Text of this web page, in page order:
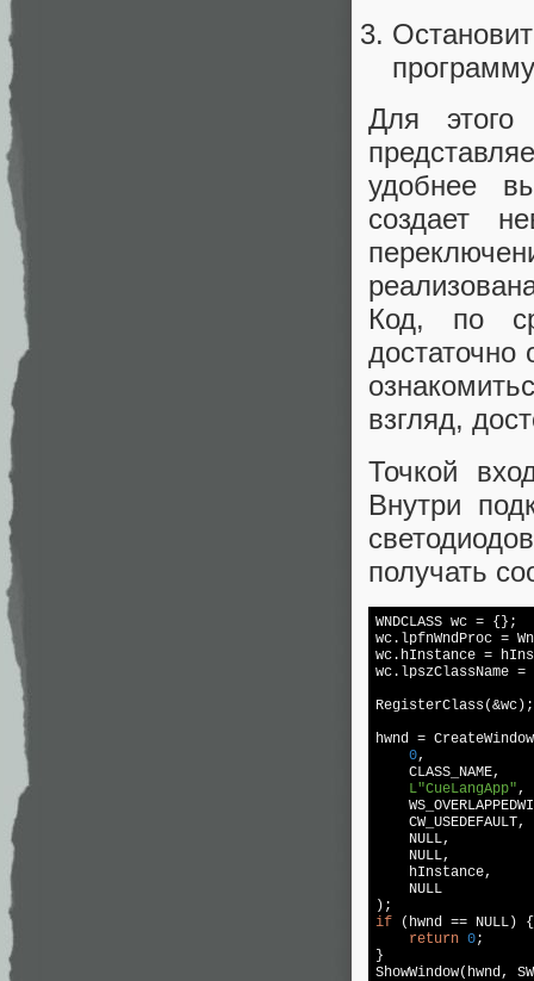
Для
удобнее
создает
Код, по
взгляд,
Точкой
Внутри
получать
WNDCLASS wc = {};
wc.lpfnWndProc =
wc.hInstance =
wc.lpszClassName =
RegisterClass(&wc);
hwnd =
0,
    CLASS_NAME,
L"CueLangApp",
CW_USEDEFAULT,
NULL,
NULL,
    hInstance,
NULL
if (hwnd == NULL) {
return 0;
}
ShowWindow(hwnd,